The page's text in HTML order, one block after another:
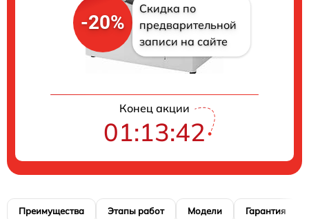
-20%
Скидка по
предварительной
записи на сайте
Конец акции
01:13:41
Преимущества Этапы работ Модели Гарантия